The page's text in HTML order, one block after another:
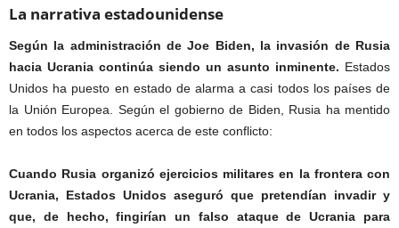
La narrativa estadounidense
Según la administración de Joe Biden, la invasión de Rusia
hacia Ucrania continúa siendo un asunto inminente. Estados
Unidos ha puesto en estado de alarma a casi todos los países de
la Unión Europea. Según el gobierno de Biden, Rusia ha mentido
en todos los aspectos acerca de este conflicto:
Cuando Rusia organizó ejercicios militares en la frontera con
Ucrania, Estados Unidos aseguró que pretendían invadir y
que, de hecho, fingirían un falso ataque de Ucrania para